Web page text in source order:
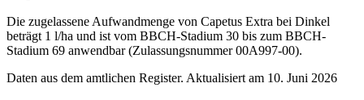
Die zugelassene Aufwandmenge von Capetus Extra bei Dinkel
beträgt 1 l/ha und ist vom BBCH-Stadium 30 bis zum BBCH-
Stadium 69 anwendbar (Zulassungsnummer 00A997-00).
Daten aus dem amtlichen Register. Aktualisiert am 10. Juni 2026